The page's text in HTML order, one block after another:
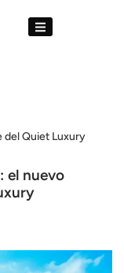
del Quiet Luxury
el nuevo